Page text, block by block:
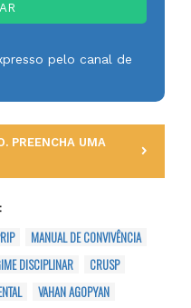
pelo canal de
PREENCHA UMA
MANUAL DE CONVIVÊNCIA
DISCIPLINAR
CRUSP
VAHAN AGOPYAN